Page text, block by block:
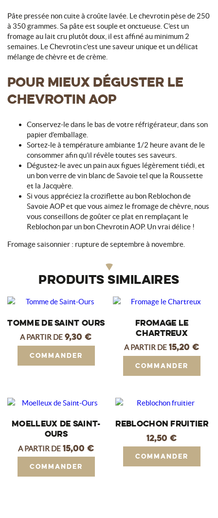
Pâte pressée non cuite à croûte lavée. Le chevrotin pèse de 250
à 350 grammes. Sa pâte est souple et onctueuse. C’est un
fromage au lait cru plutôt doux, il est affiné au minimum 2
semaines. Le Chevrotin c’est une saveur unique et un délicat
mélange de chèvre et de crème.
POUR MIEUX DÉGUSTER LE
CHEVROTIN AOP
Conservez-le dans le bas de votre réfrigérateur, dans son
papier d’emballage.
Sortez-le à température ambiante 1/2 heure avant de le
consommer afin qu’il révèle toutes ses saveurs.
Dégustez-le avec un pain aux figues légèrement tiédi, et
un bon verre de vin blanc de Savoie tel que la Roussette
et la Jacquère.
Si vous appréciez la croziflette au bon Reblochon de
Savoie AOP et que vous aimez le fromage de chèvre, nous
vous conseillons de goûter ce plat en remplaçant le
Reblochon par un bon Chevrotin AOP. Un vrai délice !
Fromage saisonnier : rupture de septembre à novembre.
PRODUITS SIMILAIRES
TOMME DE SAINT OURS
A PARTIR DE 9,30€
Commander
FROMAGE LE
CHARTREUX
A PARTIR DE 15,20€
Commander
MOELLEUX DE SAINT-
OURS
A PARTIR DE 15,00 €
Commander
REBLOCHON FRUITIER
12,50€
Commander